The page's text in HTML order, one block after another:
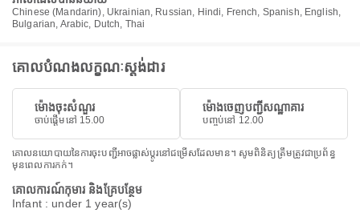
Chinese (Mandarin), Ukrainian, Russian, Hindi, French, Spanish, English,
Bulgarian, Arabic, Dutch, Thai
គោលបំណងលក្ខណៈស្តង់ដារ
ម៉ោងចុះសំណួរ
ចាប់ផ្តើមនៅ 15.00
ម៉ោងចេញបញ្ជីសណ្ឋាគារ
បញ្ចប់នៅ 12.00
គោលនយោបាយនៃការចុះបញ្ជីអាចផ្លាស់ប្តូរនៅជម្រើសដែលមាន។ សូមពិនិត្យត្រឹមត្រូវជាប្រព័ន្ធ
មុនពេលការកក់។
គោលការណ៍កុមារ និងគ្រែបន្ថែម
Infant : under 1 year(s)